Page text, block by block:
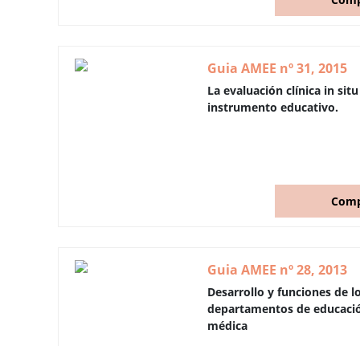
Guia AMEE nº 31, 2015
La evaluación clínica in
instrumento educativo.
Guia AMEE nº 28, 2013
Desarrollo y funciones de
departamentos de
médica